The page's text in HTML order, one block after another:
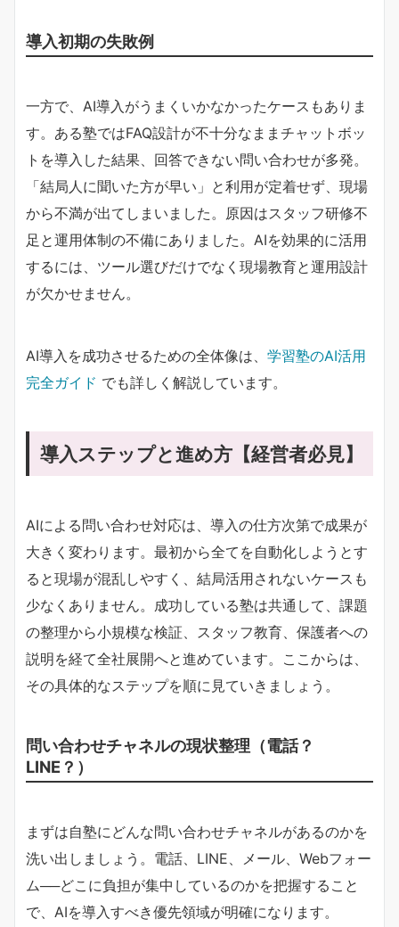
導入初期の失敗例
一方で、AI導入がうまくいかなかったケースもありま
す。ある塾ではFAQ設計が不十分なままチャットボッ
トを導入した結果、回答できない問い合わせが多発。
「結局人に聞いた方が早い」と利用が定着せず、現場
から不満が出てしまいました。原因はスタッフ研修不
足と運用体制の不備にありました。AIを効果的に活用
するには、ツール選びだけでなく現場教育と運用設計
が欠かせません。
AI導入を成功させるための全体像は、 学習塾のAI活用
完全ガイド でも詳しく解説しています。
導入ステップと進め方【経営者必見】
AIによる問い合わせ対応は、導入の仕方次第で成果が
大きく変わります。最初から全てを自動化しようとす
ると現場が混乱しやすく、結局活用されないケースも
少なくありません。成功している塾は共通して、課題
の整理から小規模な検証、スタッフ教育、保護者への
説明を経て全社展開へと進めています。ここからは、
その具体的なステップを順に見ていきましょう。
問い合わせチャネルの現状整理（電話？
LINE？）
まずは自塾にどんな問い合わせチャネルがあるのかを
洗い出しましょう。電話、LINE、メール、Webフォー
ム──どこに負担が集中しているのかを把握すること
で、AIを導入すべき優先領域が明確になります。